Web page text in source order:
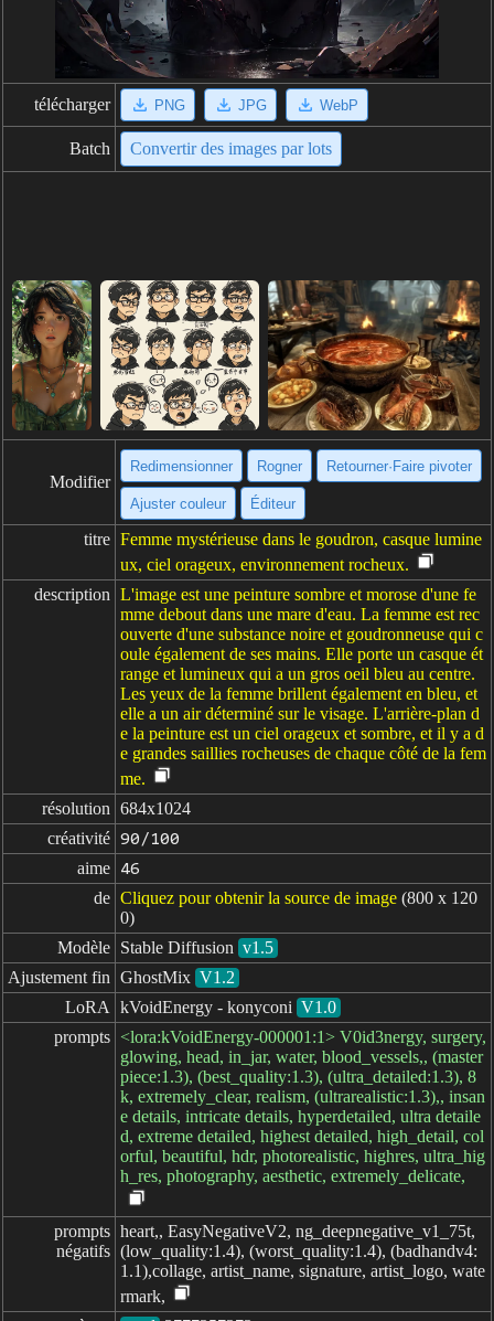
télécharger PNG JPG WebP
Batch Convertir des images par lots
Modifier
Redimensionner Rogner Retourner·Faire pivoter
Ajuster couleur Éditeur
titre Femme mystérieuse dans le goudron, casque lumine
ux, ciel orageux, environnement rocheux.
description L'image est une peinture sombre et morose d'une fe
mme debout dans une mare d'eau. La femme est rec
ouverte d'une substance noire et goudronneuse qui c
oule également de ses mains. Elle porte un casque ét
range et lumineux qui a un gros oeil bleu au centre.
Les yeux de la femme brillent également en bleu, et
elle a un air déterminé sur le visage. L'arrière-plan d
e la peinture est un ciel orageux et sombre, et il y a d
e grandes saillies rocheuses de chaque côté de la fem
me.
résolution 684x1024
créativité 90/100
aime 46
de Cliquez pour obtenir la source de image (800 x 120
0)
Modèle Stable Diffusion v1.5
Ajustement fin GhostMix V1.2
LoRA
kVoidEnergy - konyconi V1.0
prompts <lora:kVoidEnergy-000001:1> V0id3nergy, surgery,
glowing, head, in_jar, water, blood_vessels,, (master
piece:1.3), (best_quality:1.3), (ultra_detailed:1.3), 8
k, extremely_clear, realism, (ultrarealistic:1.3),, insan
e details, intricate details, hyperdetailed, ultra detaile
d, extreme detailed, highest detailed, high_detail, col
orful, beautiful, hdr, photorealistic, highres, ultra_hig
h_res, photography, aesthetic, extremely_delicate,
prompts
négatifs
heart,, EasyNegativeV2, ng_deepnegative_v1_75t,
(low_quality:1.4), (worst_quality:1.4), (badhandv4:
1.1),collage, artist_name, signature, artist_logo, wate
rmark,